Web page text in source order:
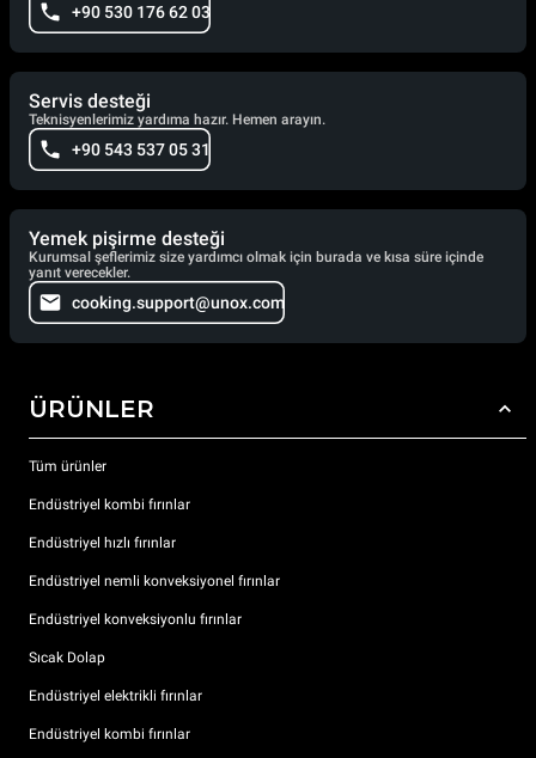
+90 530 176 62 03
Servis desteği
Teknisyenlerimiz yardıma hazır. Hemen arayın.
+90 543 537 05 31
Yemek pişirme desteği
Kurumsal şeflerimiz size yardımcı olmak için burada ve kısa süre içinde
yanıt verecekler.
cooking.support@unox.com
ÜRÜNLER
Tüm ürünler
Endüstriyel kombi fırınlar
Endüstriyel hızlı fırınlar
Endüstriyel nemli konveksiyonel fırınlar
Endüstriyel konveksiyonlu fırınlar
Sıcak Dolap
Endüstriyel elektrikli fırınlar
Endüstriyel kombi fırınlar